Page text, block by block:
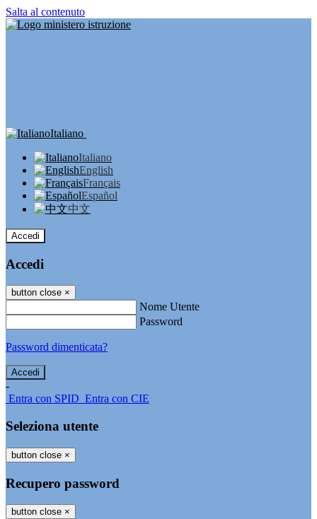
Salta al contenuto
Italiano
Italiano
English
Français
Español
中文
Accedi
Accedi
button close ×
Nome Utente
Password
Password dimenticata?
-
Entra con SPID Entra con CIE
Seleziona utente
button close ×
Recupero password
button close ×